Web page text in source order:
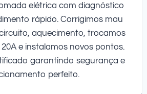
elétrica com diagnóstico
rápido. Corrigimos mau
aquecimento, trocamos
e instalamos novos pontos.
garantindo segurança e
perfeito.